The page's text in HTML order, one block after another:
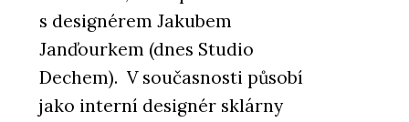
s designérem Jakubem
Janďourkem (dnes Studio
Dechem). V současnosti působí
jako interní designér sklárny